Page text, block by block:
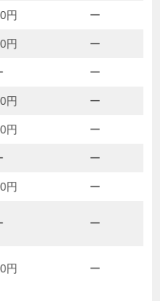
円 ー
円 ー
ー
円 ー
円 ー
ー
円 ー
ー
円 ー